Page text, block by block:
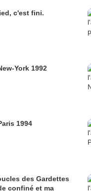
c'est fini.
York 1992
1994
des Gardettes
confiné et ma